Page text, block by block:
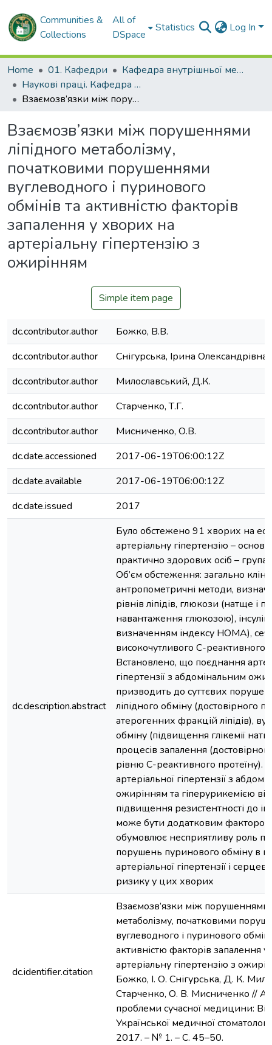
Communities &
Collections
All of
DSpace
Statistics Log In
Home 01. Кафедри
Кафедра внутрішньої медицини № 1
Наукові праці. Кафедра внутрішньої медицини № 1
Взаємозв’язки між порушеннями ліпідного метаболізму, початковими порушеннями вуглеводного і пуринового обмінів та активністю факторів запалення у хворих на артеріальну гіпертензію з ожирінням
Взаємозв’язки між порушеннями
ліпідного метаболізму,
початковими порушеннями
вуглеводного і пуринового
обмінів та активністю факторів
запалення у хворих на
артеріальну гіпертензію з
ожирінням
Simple item page
dc.contributor.author
Божко, В.В.
dc.contributor.author
Снігурська, Ірина Олександрівна
dc.contributor.author
Милославський, Д.К.
dc.contributor.author
Старченко, Т.Г.
dc.contributor.author
Мисниченко, О.В.
dc.date.accessioned
2017-06-19T06:00:12Z
dc.date.available
2017-06-19T06:00:12Z
dc.date.issued
2017
dc.description.abstract
Було обстежено 91 хворих на
артеріальну гіпертензію –
практично здорових осіб –
Об’єм обстеження: загально
антропометричні методи,
рівнів ліпідів, глюкози (натще і
навантаження глюкозою),
визначенням індексу НОМА),
високочутливого С-реактивного
Встановлено, що поєднання
гіпертензії з абдомінальним
призводить до суттєвих
ліпідного обміну (достовірного
атерогенних фракцій ліпідів),
обміну (підвищення глікемії
процесів запалення
рівню С-реактивного протеїну).
артеріальної гіпертензії з
ожирінням та гіперурикемією
підвищення резистентності до
може бути додатковим
обумовлює несприятливу роль
порушень пуринового обміну в
артеріальної гіпертензії і
ризику у цих хворих
dc.identifier.citation
Взаємозв’язки між порушеннями
метаболізму, початковими
вуглеводного і пуринового
активністю факторів запалення
артеріальну гіпертензію з
Божко, І. О. Снігурська, Д. К.
Старченко, О. В. Мисниченко //
проблеми сучасної медицини:
Української медичної
2017. – № 1. – С. 45–50.